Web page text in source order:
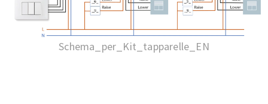
Schema_per_Kit_tapparelle_EN